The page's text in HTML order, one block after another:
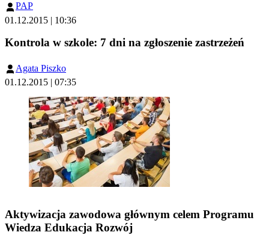
PAP
01.12.2015 | 10:36
Kontrola w szkole: 7 dni na zgłoszenie zastrzeżeń
Agata Piszko
01.12.2015 | 07:35
Aktywizacja zawodowa głównym celem Programu
Wiedza Edukacja Rozwój